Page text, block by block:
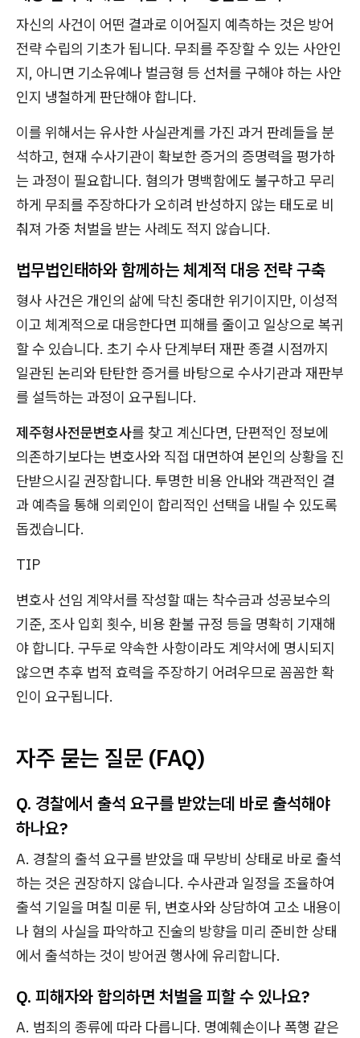
자신의 사건이 어떤 결과로 이어질지 예측하는 것은 방어
전략 수립의 기초가 됩니다. 무죄를 주장할 수 있는 사안인
지, 아니면 기소유예나 벌금형 등 선처를 구해야 하는 사안
인지 냉철하게 판단해야 합니다.
이를 위해서는 유사한 사실관계를 가진 과거 판례들을 분
석하고, 현재 수사기관이 확보한 증거의 증명력을 평가하
는 과정이 필요합니다. 혐의가 명백함에도 불구하고 무리
하게 무죄를 주장하다가 오히려 반성하지 않는 태도로 비
춰져 가중 처벌을 받는 사례도 적지 않습니다.
법무법인태하와 함께하는 체계적 대응 전략 구축
형사 사건은 개인의 삶에 닥친 중대한 위기이지만, 이성적
이고 체계적으로 대응한다면 피해를 줄이고 일상으로 복귀
할 수 있습니다. 초기 수사 단계부터 재판 종결 시점까지
일관된 논리와 탄탄한 증거를 바탕으로 수사기관과 재판부
를 설득하는 과정이 요구됩니다.
제주형사전문변호사를 찾고 계신다면, 단편적인 정보에
의존하기보다는 변호사와 직접 대면하여 본인의 상황을 진
단받으시길 권장합니다. 투명한 비용 안내와 객관적인 결
과 예측을 통해 의뢰인이 합리적인 선택을 내릴 수 있도록
돕겠습니다.
TIP
변호사 선임 계약서를 작성할 때는 착수금과 성공보수의
기준, 조사 입회 횟수, 비용 환불 규정 등을 명확히 기재해
야 합니다. 구두로 약속한 사항이라도 계약서에 명시되지
않으면 추후 법적 효력을 주장하기 어려우므로 꼼꼼한 확
인이 요구됩니다.
자주 묻는 질문 (FAQ)
Q. 경찰에서 출석 요구를 받았는데 바로 출석해야
하나요?
A. 경찰의 출석 요구를 받았을 때 무방비 상태로 바로 출석
하는 것은 권장하지 않습니다. 수사관과 일정을 조율하여
출석 기일을 며칠 미룬 뒤, 변호사와 상담하여 고소 내용이
나 혐의 사실을 파악하고 진술의 방향을 미리 준비한 상태
에서 출석하는 것이 방어권 행사에 유리합니다.
Q. 피해자와 합의하면 처벌을 피할 수 있나요?
A. 범죄의 종류에 따라 다릅니다. 명예훼손이나 폭행 같은